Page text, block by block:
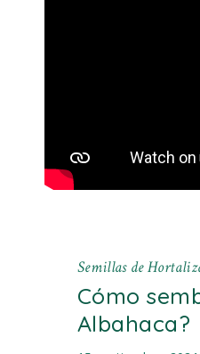
Semillas de
Cómo
Albahaca?